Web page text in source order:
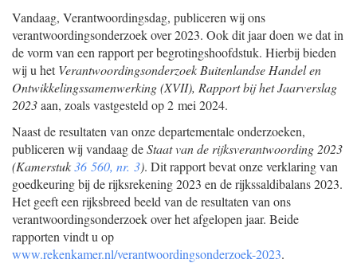
Vandaag, Verantwoordingsdag, publiceren wij ons
verantwoordingsonderzoek over 2023. Ook dit jaar doen we dat in
de vorm van een rapport per begrotingshoofdstuk. Hierbij bieden
wij u hetVerantwoordingsonderzoek Buitenlandse Handel en
Ontwikkelingssamenwerking (XVII), Rapport bij het Jaarverslag
2023aan, zoals vastgesteld op 2 mei 2024.
Naast de resultaten van onze departementale onderzoeken,
publiceren wij vandaag deStaat van de rijksverantwoording 2023
(Kamerstuk36 560, nr. 3). Dit rapport bevat onze verklaring van
goedkeuring bij de rijksrekening 2023 en de rijkssaldibalans 2023.
Het geeft een rijksbreed beeld van de resultaten van ons
verantwoordingsonderzoek over het afgelopen jaar. Beide
rapporten vindt u op
www.rekenkamer.nl/verantwoordingsonderzoek-2023.